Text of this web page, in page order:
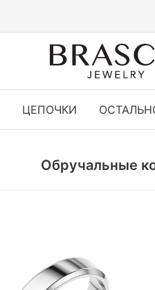
ЦЕПОЧКИ
Обручальные